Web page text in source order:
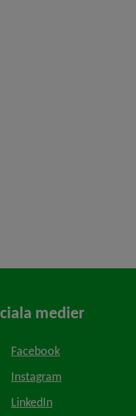
medier
Facebook
Instagram
LinkedIn